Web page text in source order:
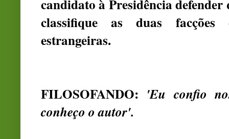
candidato à Presidência
classifique as duas facções
estrangeiras.
FILOSOFANDO: 'Eu confio
conheço o autor'.